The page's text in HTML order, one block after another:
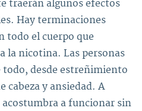
traerán algunos efectos
Hay terminaciones
todo el cuerpo que
la nicotina. Las personas
desde estreñimiento
cabeza y ansiedad. A
acostumbra a funcionar sin